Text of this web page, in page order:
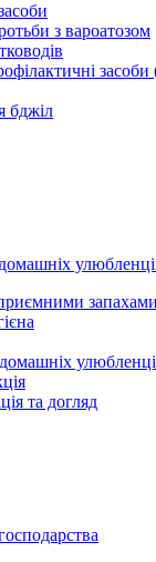
з вароатозом
засоби
бджіл
запахами
та догляд